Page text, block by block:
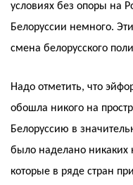
условиях без опоры на
Белоруссии немного.
смена белорусского
Надо отметить, что
обошла никого на
Белоруссию в
было наделано
которые в ряде стран